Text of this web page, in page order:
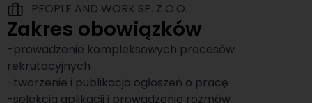
PEOPLE AND WORK SP. Z O.O.
Zakres obowiązków
-prowadzenie kompleksowych procesów
rekrutacyjnych
-tworzenie i publikacja ogłoszeń o pracę
-selekcja aplikacji i prowadzenie rozmów